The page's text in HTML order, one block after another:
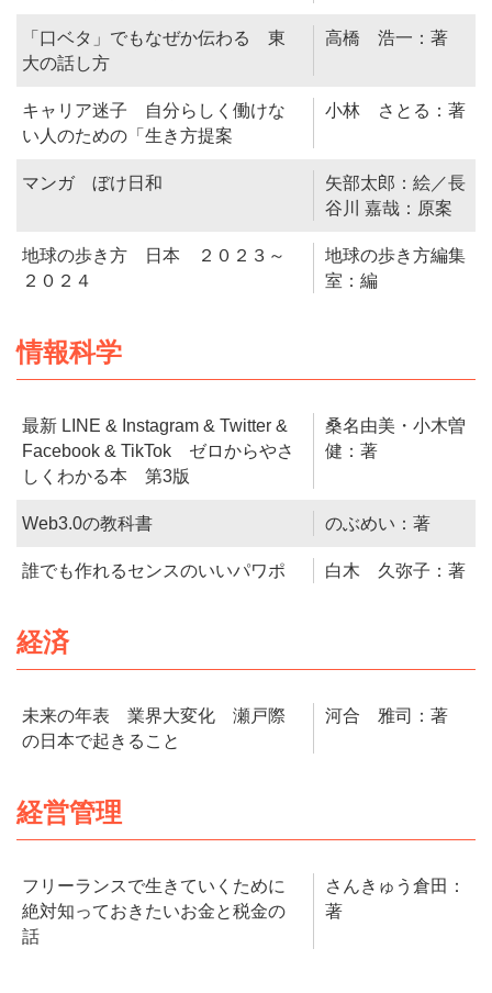
「口ベタ」でもなぜか伝わる 東
大の話し方
高橋 浩一：著
キャリア迷子 自分らしく働けな
い人のための「生き方提案
小林 さとる：著
マンガ ぼけ日和
矢部太郎：絵／長
谷川 嘉哉：原案
地球の歩き方 日本 ２０２３～
２０２４
地球の歩き方編集
室：編
情報科学
最新 LINE & Instagram & Twitter &
Facebook & TikTok ゼロからやさ
しくわかる本 第3版
桑名由美・小木曽
健：著
Web3.0の教科書 のぶめい：著
誰でも作れるセンスのいいパワポ 白木 久弥子：著
経済
未来の年表 業界大変化 瀬戸際
の日本で起きること
河合 雅司：著
経営管理
フリーランスで生きていくために
絶対知っておきたいお金と税金の
話
さんきゅう倉田：
著